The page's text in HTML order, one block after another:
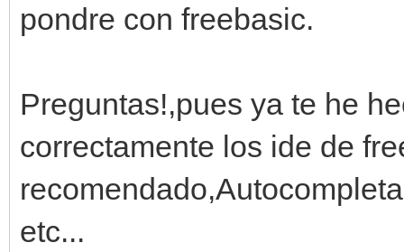
pondre con freebasic.
Preguntas!,pues ya te he
correctamente los ide de
etc...